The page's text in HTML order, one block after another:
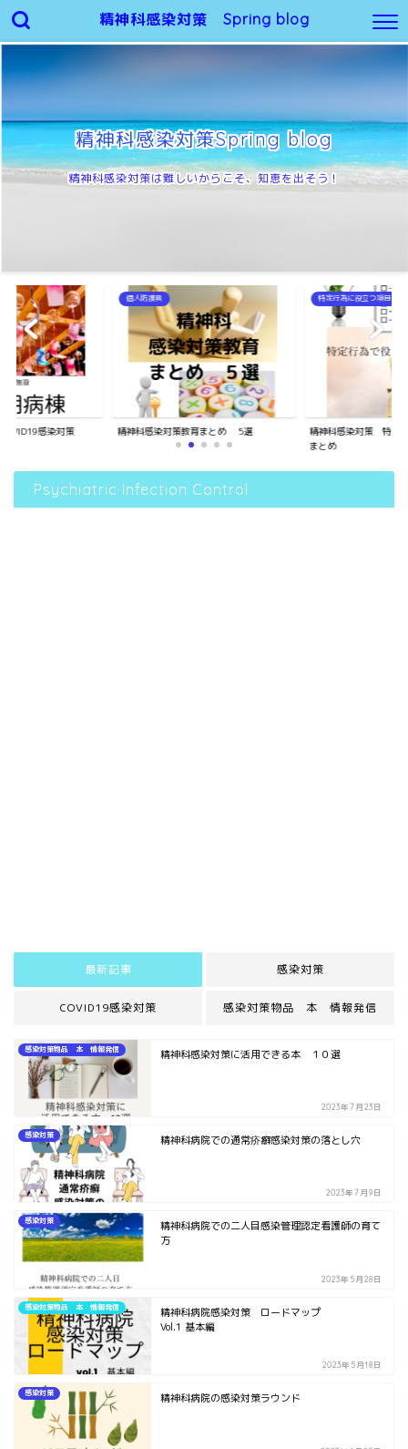
精神科感染対策 Spring blog
精神科感染対策Spring blog
精神科感染対策は難しいからこそ、知恵を出そう！
感染対策
個人防護具
精神科感染対策教育まとめ 5選
特定行為に役立つ項目
精神科感染対策 特定
まとめ
Psychiatric Infection Control
最新記事 感染対策
COVID19感染対策 感染対策物品 本 情報発信
感染対策物品 本 情報発信 精神科感染対策に活用できる本 １０選
2023年7月23日
感染対策 精神科病院での通常疥癬感染対策の落とし穴
2023年7月9日
感染対策
精神科病院での二人目感染管理認定看護師の育て
方
2023年5月28日
感染対策物品 本 情報発信
精神科病院感染対策 ロードマップ
Vol.1 基本編
2023年5月18日
感染対策 精神科病院の感染対策ラウンド